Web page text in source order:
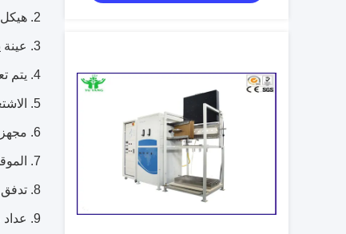
2. هيكل في تصميم مريح، مجموعة متنوعة من عملية تجربة مريحة؛
3. عينة يضع تصميم مرن، يستطيع كنت حرة أن يركب مختلف معيار إختبار عينة. الحامل عينة يتلقى يكون مع كل اللوائح معيارية؛
4. يتم تعيين مختلف الوقت التجريبي مجانا؛
5. الاشتعال التلقائي؛
6. مجهزة مجموعة متنوعة من التجريبية لهب قياس الارتفاع؛
7. الموقد محركات تلقائيا مع المحرك الكهربائي.
8. تدفق تدفق متر يمكن السيطرة على تدفق الغاز بدقة؛
9. عداد ضغط الاستيراد وعداد الضغط ضبط يمكن السيطرة على ضغط الغاز بدقة